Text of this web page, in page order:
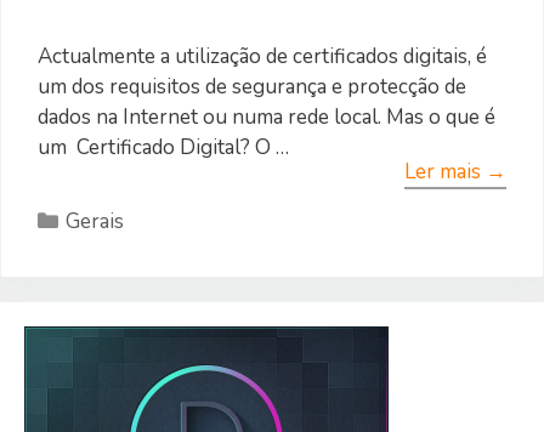
Actualmente a utilização de certificados digitais, é
um dos requisitos de segurança e protecção de
dados na Internet ou numa rede local. Mas o que é
um Certificado Digital? O …
Ler mais →
Categorias
Gerais